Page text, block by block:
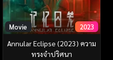
Movie 2023
Annular Eclipse (2023) ความ
ทรงจำปริศนา